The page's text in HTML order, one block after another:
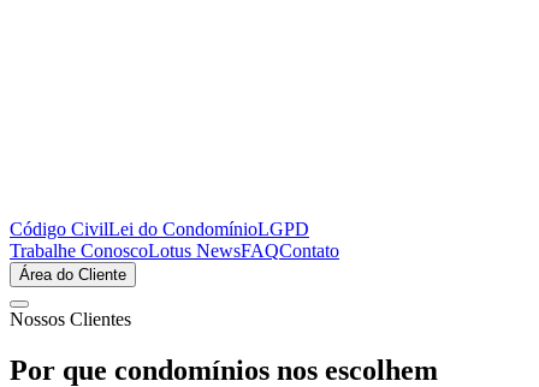
Código CivilLei do CondomínioLGPD
Trabalhe ConoscoLotus NewsFAQContato
Área do Cliente
Nossos Clientes
Por que condomínios nos escolhem